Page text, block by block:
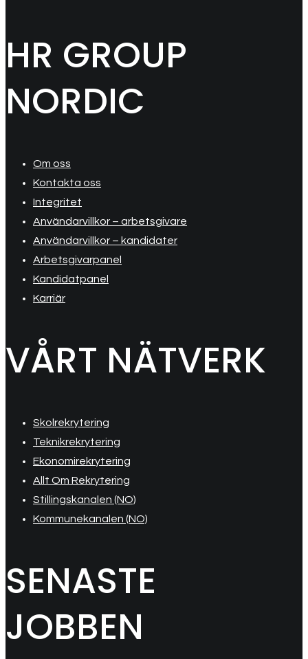
HR GROUP
NORDIC
Om oss
Kontakta oss
Integritet
Användarvillkor – arbetsgivare
Användarvillkor – kandidater
Arbetsgivarpanel
Kandidatpanel
Karriär
VÅRT NÄTVERK
Skolrekrytering
Teknikrekrytering
Ekonomirekrytering
Allt Om Rekrytering
Stillingskanalen (NO)
Kommunekanalen (NO)
SENASTE
JOBBEN